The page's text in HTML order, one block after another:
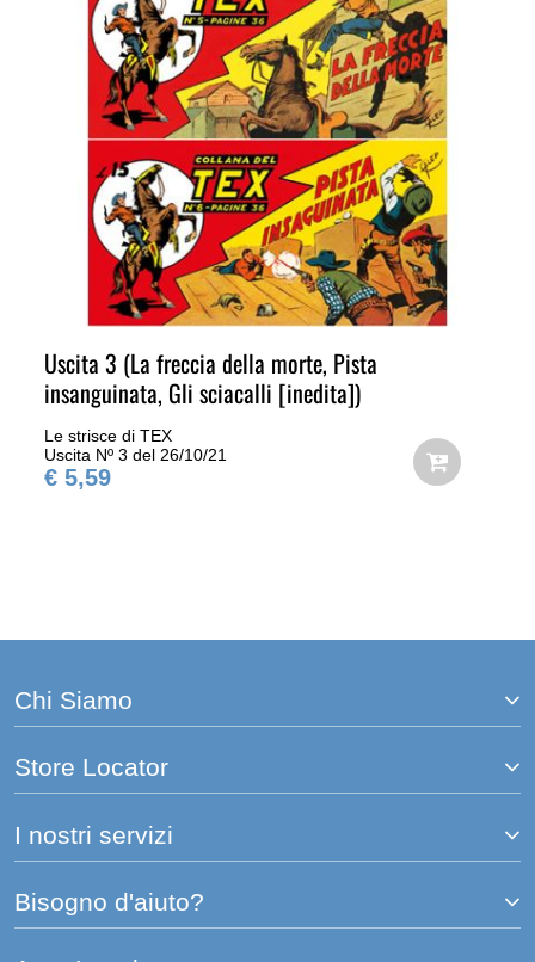
Uscita 3 (La freccia della morte, Pista
insanguinata, Gli sciacalli [inedita])
Le strisce di TEX
Uscita Nº 3 del 26/10/21
€ 5,59
Chi Siamo
Store Locator
I nostri servizi
Bisogno d'aiuto?